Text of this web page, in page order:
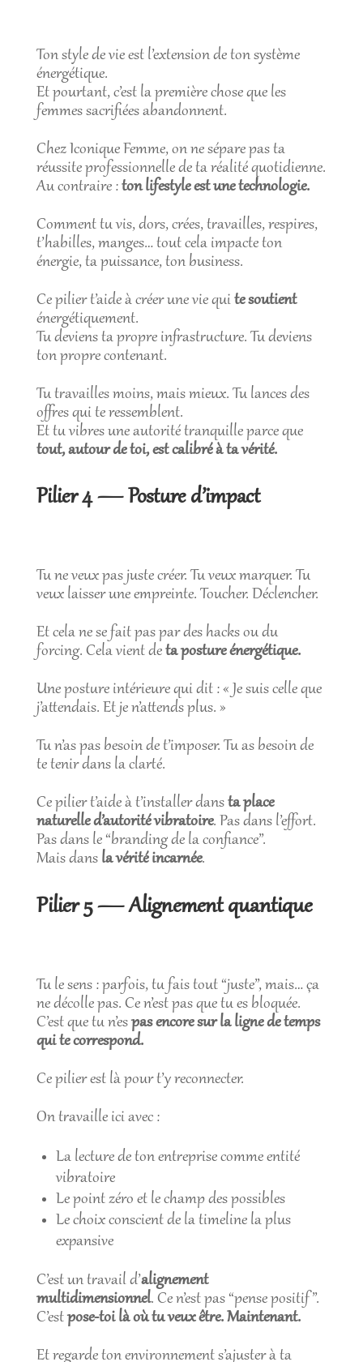
Ton style de vie est l’extension de ton système
énergétique.
Et pourtant, c’est la première chose que les
femmes sacrifiées abandonnent.
Chez Iconique Femme, on ne sépare pas ta
réussite professionnelle de ta réalité quotidienne.
Au contraire :ton lifestyle est une technologie.
Comment tu vis, dors, crées, travailles, respires,
t’habilles, manges… tout cela impacte ton
énergie, ta puissance, ton business.
Ce pilier t’aide à créer une vie quite soutient
énergétiquement.
Tu deviens ta propre infrastructure. Tu deviens
ton propre contenant.
Tu travailles moins, mais mieux. Tu lances des
offres qui te ressemblent.
Et tu vibres une autorité tranquille parce que
tout, autour de toi, est calibré à ta vérité.
Pilier 4 — Posture d’impact
Tu ne veux pas juste créer. Tu veux marquer. Tu
veux laisser une empreinte. Toucher. Déclencher.
Et cela ne se fait pas par des hacks ou du
forcing. Cela vient deta posture énergétique.
Une posture intérieure qui dit : « Je suis celle que
j’attendais. Et je n’attends plus. »
Tu n’as pas besoin de t’imposer. Tu as besoin de
te tenir dans la clarté.
Ce pilier t’aide à t’installer dansta place
naturelle d’autorité vibratoire. Pas dans l’effort.
Pas dans le “branding de la confiance”.
Mais dans la vérité incarnée.
Pilier 5 — Alignement quantique
Tu le sens : parfois, tu fais tout “juste”, mais… ça
ne décolle pas. Ce n’est pas que tu es bloquée.
C’est que tu n’espas encore sur la ligne de temps
qui te correspond.
Ce pilier est là pour t’y reconnecter.
On travaille ici avec :
La lecture de ton entreprise comme entité
vibratoire
Le point zéro et le champ des possibles
Le choix conscient de la timeline la plus
expansive
C’est un travail d’alignement
multidimensionnel. Ce n’est pas “pense positif”.
C’estpose-toi là où tu veux être. Maintenant.
Et regarde ton environnement s’ajuster à ta